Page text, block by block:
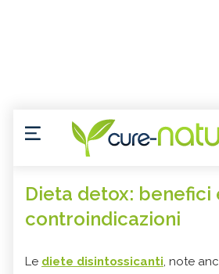
Dieta detox: benefici
controindicazioni
Le diete disintossicanti, note